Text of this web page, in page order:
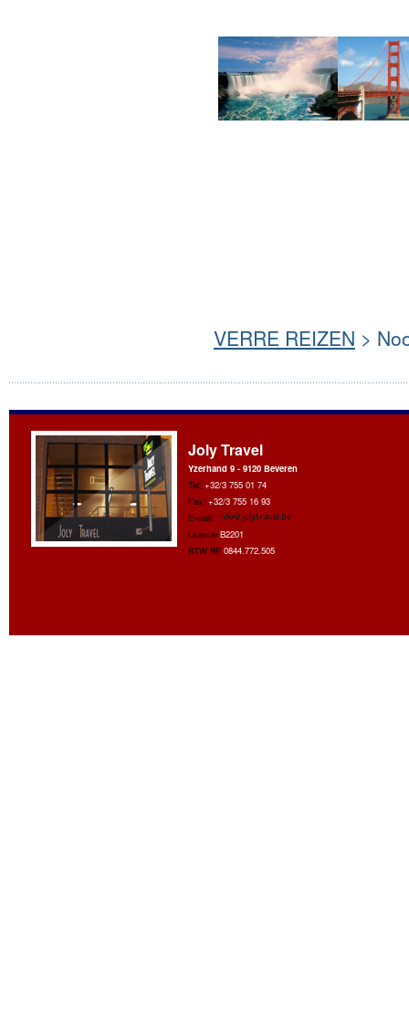
VERRE REIZEN >
Joly Travel
Yzerhand 9 - 9120 Beveren
Tel: +32/3 755 01 74
Fax: +32/3 755 16 93
E-mail:
Licentie B2201
BTW BE 0844.772.505